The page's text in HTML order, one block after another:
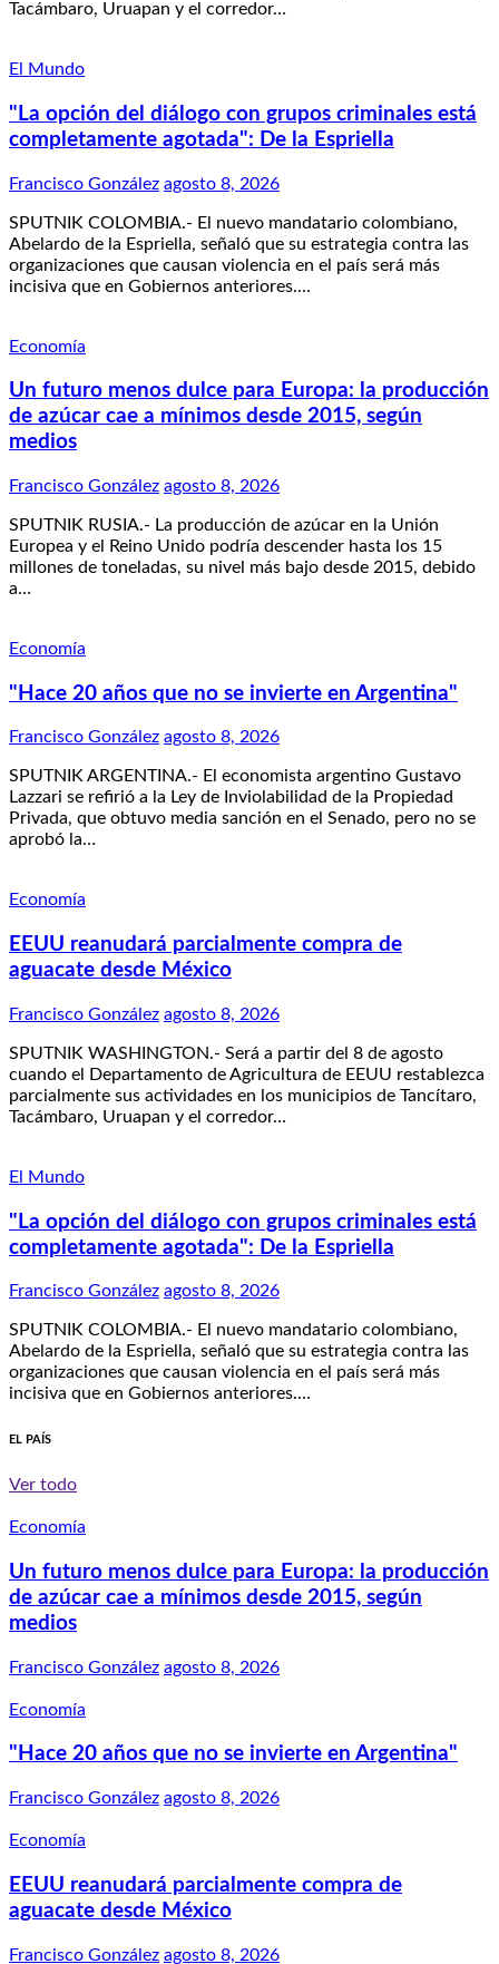
Tacámbaro, Uruapan y el corredor…
El Mundo
"La opción del diálogo con grupos criminales está
completamente agotada": De la Espriella
Francisco González agosto 8, 2026
SPUTNIK COLOMBIA.- El nuevo mandatario colombiano,
Abelardo de la Espriella, señaló que su estrategia contra las
organizaciones que causan violencia en el país será más
incisiva que en Gobiernos anteriores.…
Economía
Un futuro menos dulce para Europa: la producción
de azúcar cae a mínimos desde 2015, según
medios
Francisco González agosto 8, 2026
SPUTNIK RUSIA.- La producción de azúcar en la Unión
Europea y el Reino Unido podría descender hasta los 15
millones de toneladas, su nivel más bajo desde 2015, debido
a…
Economía
"Hace 20 años que no se invierte en Argentina"
Francisco González agosto 8, 2026
SPUTNIK ARGENTINA.- El economista argentino Gustavo
Lazzari se refirió a la Ley de Inviolabilidad de la Propiedad
Privada, que obtuvo media sanción en el Senado, pero no se
aprobó la…
Economía
EEUU reanudará parcialmente compra de
aguacate desde México
Francisco González agosto 8, 2026
SPUTNIK WASHINGTON.- Será a partir del 8 de agosto
cuando el Departamento de Agricultura de EEUU restablezca
parcialmente sus actividades en los municipios de Tancítaro,
Tacámbaro, Uruapan y el corredor…
El Mundo
"La opción del diálogo con grupos criminales está
completamente agotada": De la Espriella
Francisco González agosto 8, 2026
SPUTNIK COLOMBIA.- El nuevo mandatario colombiano,
Abelardo de la Espriella, señaló que su estrategia contra las
organizaciones que causan violencia en el país será más
incisiva que en Gobiernos anteriores.…
EL PAÍS
Ver todo
Economía
Un futuro menos dulce para Europa: la producción
de azúcar cae a mínimos desde 2015, según
medios
Francisco González agosto 8, 2026
Economía
"Hace 20 años que no se invierte en Argentina"
Francisco González agosto 8, 2026
Economía
EEUU reanudará parcialmente compra de
aguacate desde México
Francisco González agosto 8, 2026